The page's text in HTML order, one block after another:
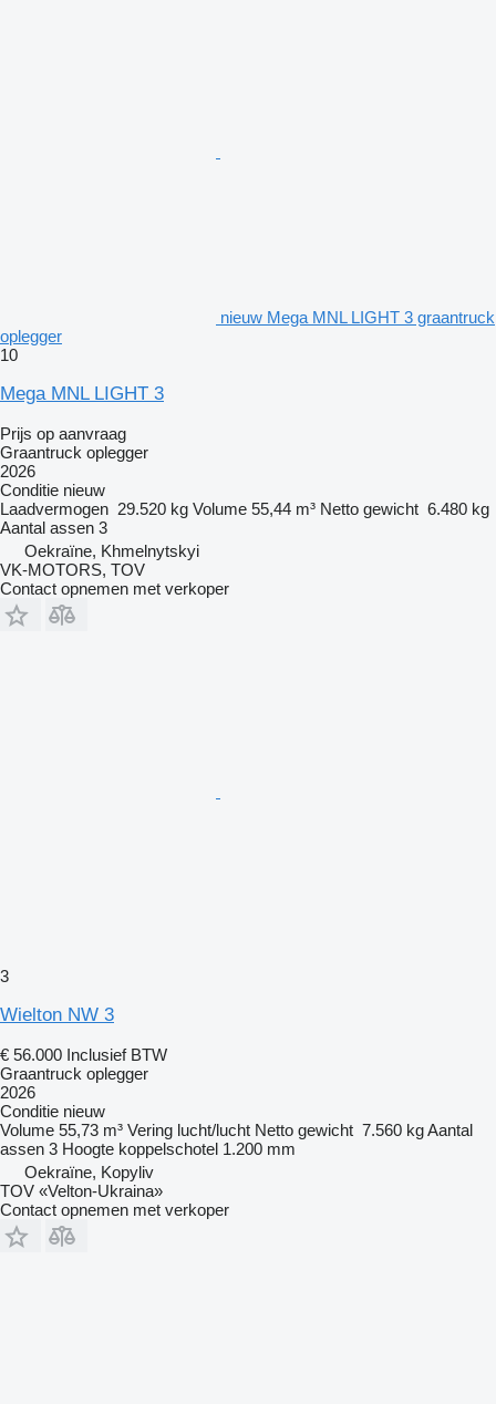
nieuw Mega MNL LIGHT 3 graantruck
oplegger
10
Mega MNL LIGHT 3
Prijs op aanvraag
Graantruck oplegger
2026
Conditie nieuw
Laadvermogen 29.520 kg Volume 55,44 m³ Netto gewicht 6.480 kg
Aantal assen 3
Oekraïne, Khmelnytskyi
VK-MOTORS, TOV
Contact opnemen met verkoper
3
Wielton NW 3
€ 56.000 Inclusief BTW
Graantruck oplegger
2026
Conditie nieuw
Volume 55,73 m³ Vering lucht/lucht Netto gewicht 7.560 kgAantal
assen 3 Hoogte koppelschotel 1.200 mm
Oekraïne, Kopyliv
TOV «Velton-Ukraina»
Contact opnemen met verkoper